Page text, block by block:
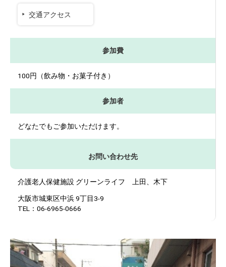
交通アクセス
参加費
100円（飲み物・お菓子付き）
参加者
どなたでもご参加いただけます。
お問い合わせ先
介護老人保健施設 グリーンライフ 上田、木下
大阪市城東区中浜 9丁目3-9
TEL：06-6965-0666